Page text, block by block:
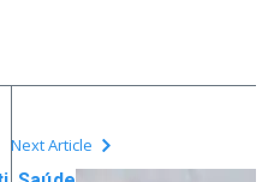
Next Article